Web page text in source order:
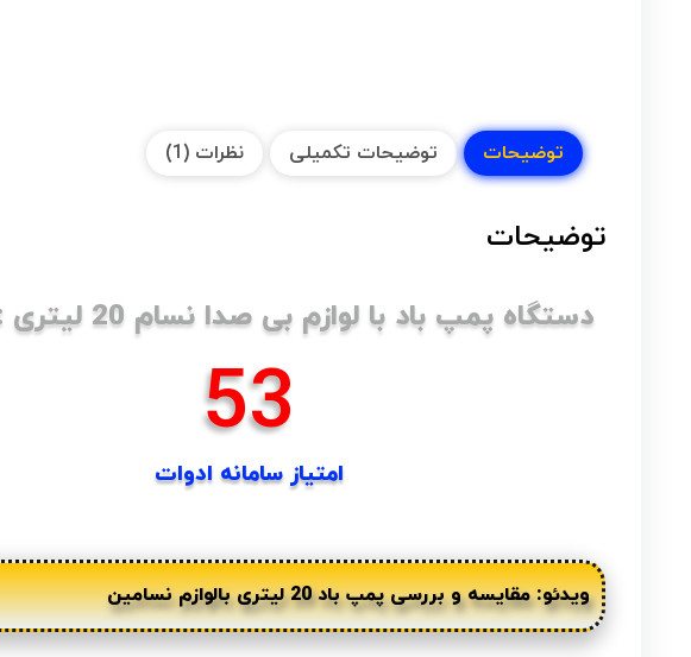
توضیحات توضیحات تکمیلی نظرات (1)
توضیحات
دستگاه پمپ باد با لوازم بی صدا نسام 20 لیتری :
امتیاز سامانه ادوات
79
ویدئو: مقایسه و بررسی پمپ باد 20 لیتری بالوازم نسامین